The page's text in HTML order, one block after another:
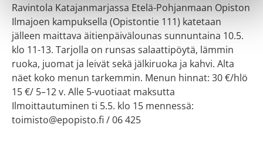
Ravintola Katajanmarjassa Etelä-Pohjanmaan Opiston
Ilmajoen kampuksella (Opistontie 111) katetaan
jälleen maittava äitienpäivälounas sunnuntaina 10.5.
klo 11-13. Tarjolla on runsas salaattipöytä, lämmin
ruoka, juomat ja leivät sekä jälkiruoka ja kahvi. Alta
näet koko menun tarkemmin. Menun hinnat: 30 €/hlö
15 €/ 5–12 v. Alle 5-vuotiaat maksutta
Ilmoittautuminen ti 5.5. klo 15 mennessä:
toimisto@epopisto.fi / 06 425